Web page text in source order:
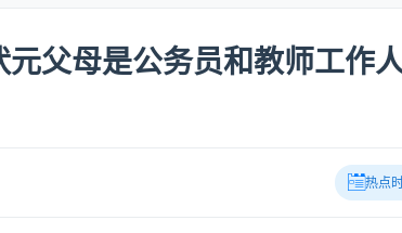
父母是公务员和教师工作
热点